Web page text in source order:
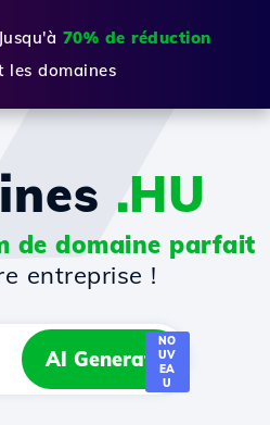
70% de réduction
les domaines
.HU
de domaine parfait
entreprise !
AI Generator
NO
UV
EA
U